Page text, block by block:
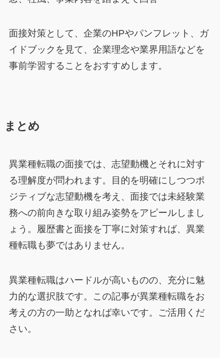
面接対策として、企業のHPやパンフレット、ガ
イドブックを見て、企業理念や業界用語などを
事前学習することをおすすめします。
まとめ
異業種転職の面接では、志望動機とそれに対す
る理解度が問われます。目的を明確にしつつポ
ジティブな志望動機を考え、面接では未経験業
務への前向きな取り組み姿勢をアピールしまし
ょう。履歴書と面接を丁寧に対策すれば、異業
種転職も夢ではありません。
異業種転職はハードルが高いものの、充分に魅
力的な選択肢です。この記事が異業種転職をお
考えの方の一助となれば幸いです。ご活用くだ
さい。